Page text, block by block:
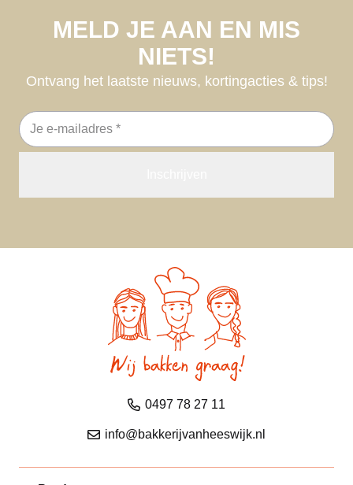
MELD JE AAN EN MIS
NIETS!
Ontvang het laatste nieuws, kortingacties & tips!
E-
mailadres
0497 78 27 11
info@bakkerijvanheeswijk.nl